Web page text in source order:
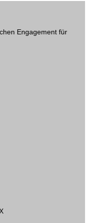
Engagement für